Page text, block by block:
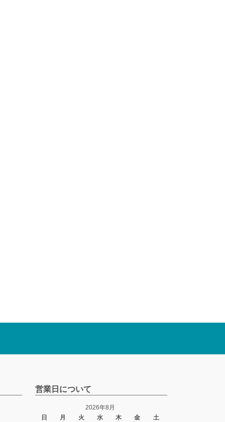
営業日について
2026年8月
日
月 火 水 木 金
土